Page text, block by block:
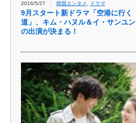
2016/5/27 韓国エンタメ , ドラマ
9月スタート新ドラマ「空港に行く
道」、キム・ハヌル＆イ・サンユン
の出演が決まる！